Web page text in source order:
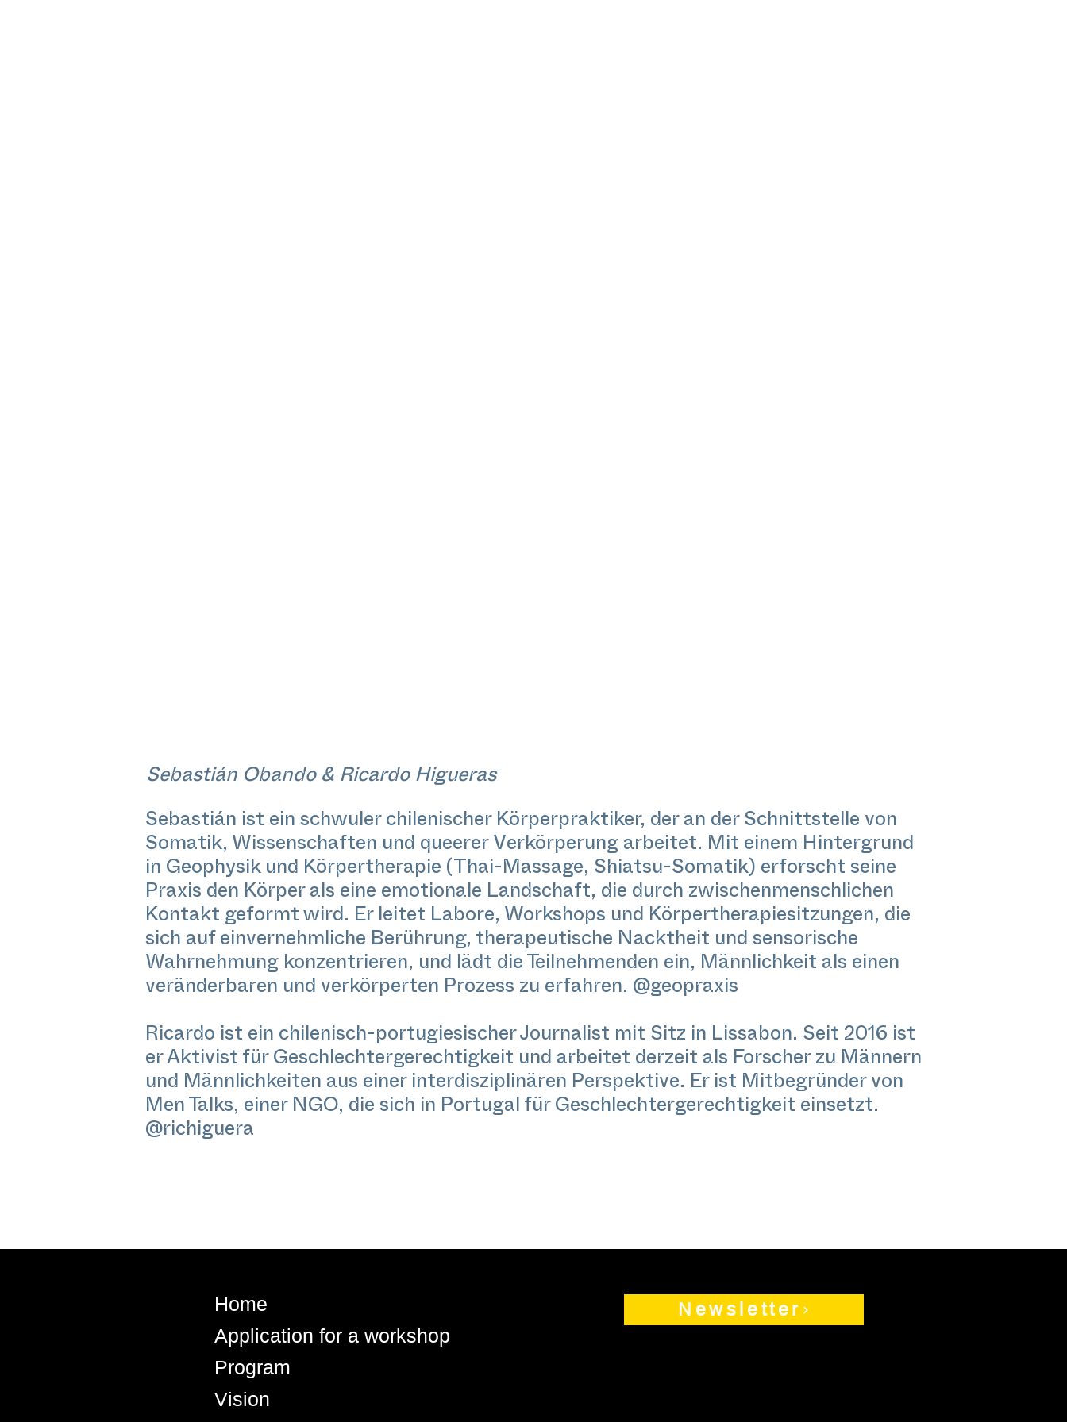
Sebastián Obando & Ricardo Higueras
Sebastián ist ein schwuler chilenischer Körperpraktiker, der an der Schnittstelle von
Somatik, Wissenschaften und queerer Verkörperung arbeitet. Mit einem Hintergrund
in Geophysik und Körpertherapie (Thai-Massage, Shiatsu-Somatik) erforscht seine
Praxis den Körper als eine emotionale Landschaft, die durch zwischenmenschlichen
Kontakt geformt wird. Er leitet Labore, Workshops und Körpertherapiesitzungen, die
sich auf einvernehmliche Berührung, therapeutische Nacktheit und sensorische
Wahrnehmung konzentrieren, und lädt die Teilnehmenden ein, Männlichkeit als einen
veränderbaren und verkörperten Prozess zu erfahren. @geopraxis
Ricardo ist ein chilenisch-portugiesischer Journalist mit Sitz in Lissabon. Seit 2016 ist
er Aktivist für Geschlechtergerechtigkeit und arbeitet derzeit als Forscher zu Männern
und Männlichkeiten aus einer interdisziplinären Perspektive. Er ist Mitbegründer von
Men Talks, einer NGO, die sich in Portugal für Geschlechtergerechtigkeit einsetzt.
@richiguera
Home
Application for a workshop
Program
Vision
Newsletter